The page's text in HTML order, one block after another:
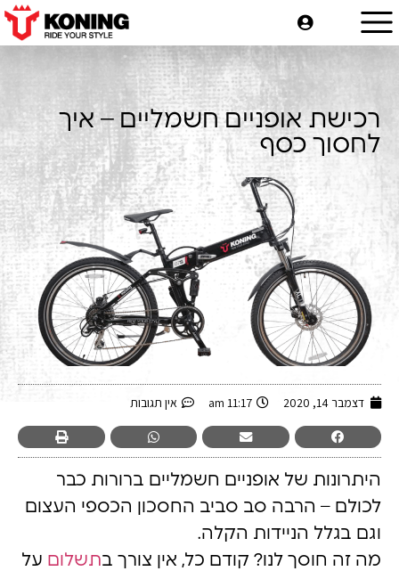
רכישת אופניים חשמליים – איך
לחסוך כסף
דצמבר 14, 2020 11:17 am אין תגובות
היתרונות של אופניים חשמליים ברורות כבר
לכולם – הרבה סב סביב החסכון הכספי העצום
וגם בגלל הניידות הקלה.
מה זה חוסך לנו? קודם כל, אין צורך בתשלום על